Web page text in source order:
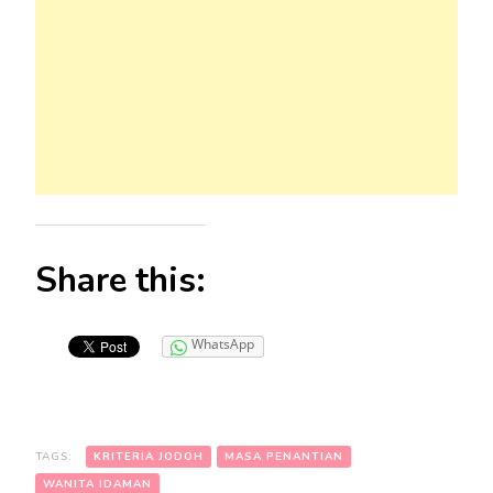
Share this:
WhatsApp
TAGS: KRITERIA JODOH
MASA PENANTIAN
WANITA IDAMAN